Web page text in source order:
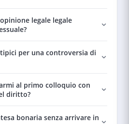
legale legale
per una controversia di
al primo colloquio con
diritto?
bonaria senza arrivare in